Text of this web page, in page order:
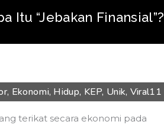
Itu “Jebakan Finansial”?
, Ekonomi, Hidup, KEP, Unik, Viral11
terikat secara ekonomi pada